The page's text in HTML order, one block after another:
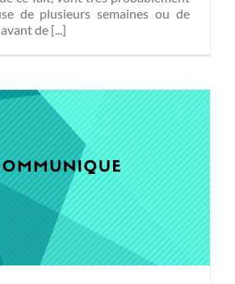
de plusieurs semaines ou de
de [...]